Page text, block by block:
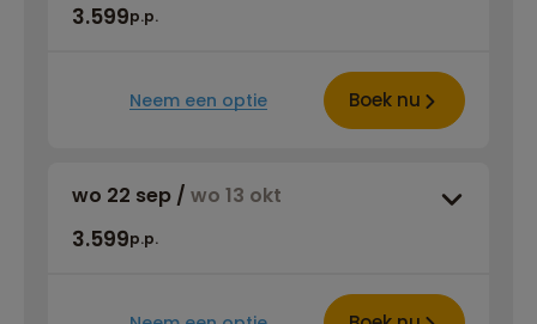
3.599p.p.
Neem een optie Boek nu
wo 22 sep / wo 13 okt
3.599p.p.